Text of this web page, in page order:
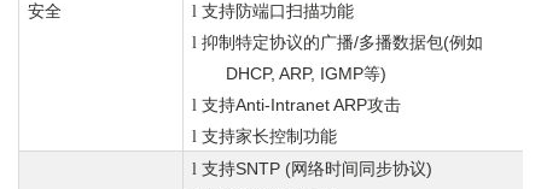
安全
l支持防端口扫描功能
l抑制特定协议的广播/多播数据包(例如
DHCP, ARP, IGMP等)
l支持Anti-Intranet ARP攻击
l支持家长控制功能
l支持SNTP (网络时间同步协议)